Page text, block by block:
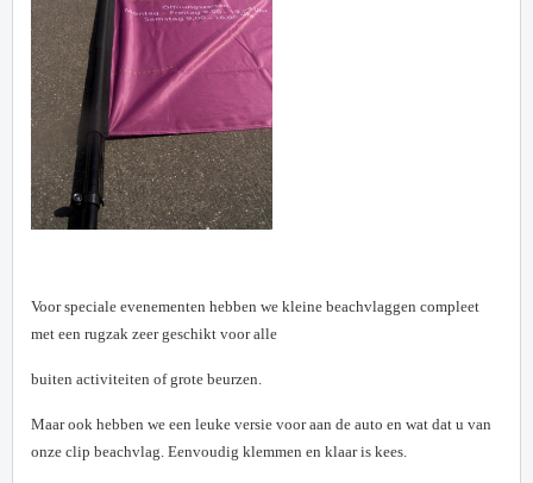
Voor speciale evenementen hebben we kleine beachvlaggen compleet
met een rugzak zeer geschikt voor alle
buiten activiteiten of grote beurzen.
Maar ook hebben we een leuke versie voor aan de auto en wat dat u van
onze clip beachvlag. Eenvoudig klemmen en klaar is kees.